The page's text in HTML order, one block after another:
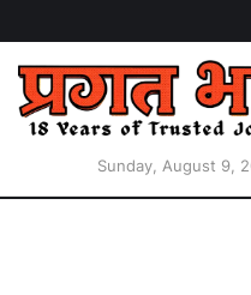
Sunday, August 9,